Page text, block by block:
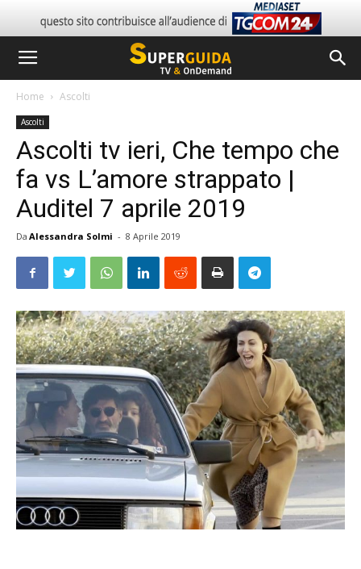
Home Ascolti
Ascolti
Ascolti tv ieri, Che tempo che
fa vs L’amore strappato |
Auditel 7 aprile 2019
Da Alessandra Solmi - 8 Aprile 2019